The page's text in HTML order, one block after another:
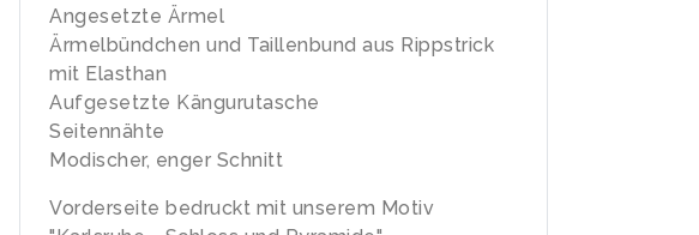
Angesetzte Ärmel
Ärmelbündchen und Taillenbund aus Rippstrick
mit Elasthan
Aufgesetzte Kängurutasche
Seitennähte
Modischer, enger Schnitt
Vorderseite bedruckt mit unserem Motiv